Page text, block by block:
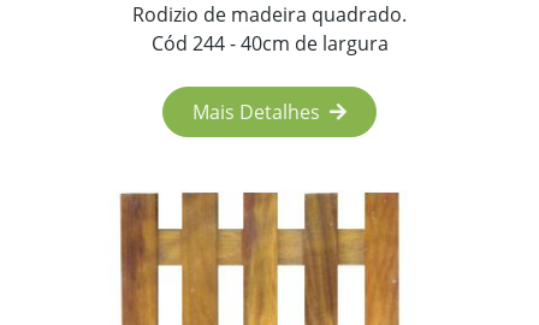
Rodizio de madeira quadrado.
Cód 244 - 40cm de largura
Mais Detalhes